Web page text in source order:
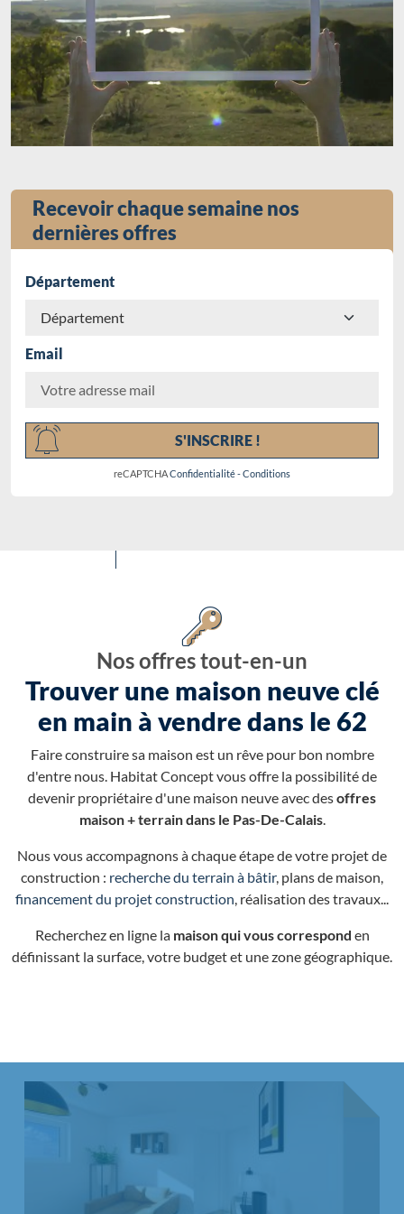
Recevoir chaque semaine nos
dernières offres
Département
Email
S'INSCRIRE !
reCAPTCHAConfidentialité-Conditions
Nos offres tout-en-un
Trouver une maison neuve clé
en main à vendre dans le 62
Faire construire sa maison est un rêve pour bon nombre
d'entre nous. Habitat Concept vous offre la possibilité de
devenir propriétaire d'une maison neuve avec desoffres
maison + terrain dans le Pas-De-Calais.
Nous vous accompagnons à chaque étape de votre projet de
construction : recherche du terrain à bâtir, plans de maison,
financement du projet construction, réalisation des travaux...
Recherchez en ligne la maison qui vous correspond en
définissant la surface, votre budget et une zone géographique.